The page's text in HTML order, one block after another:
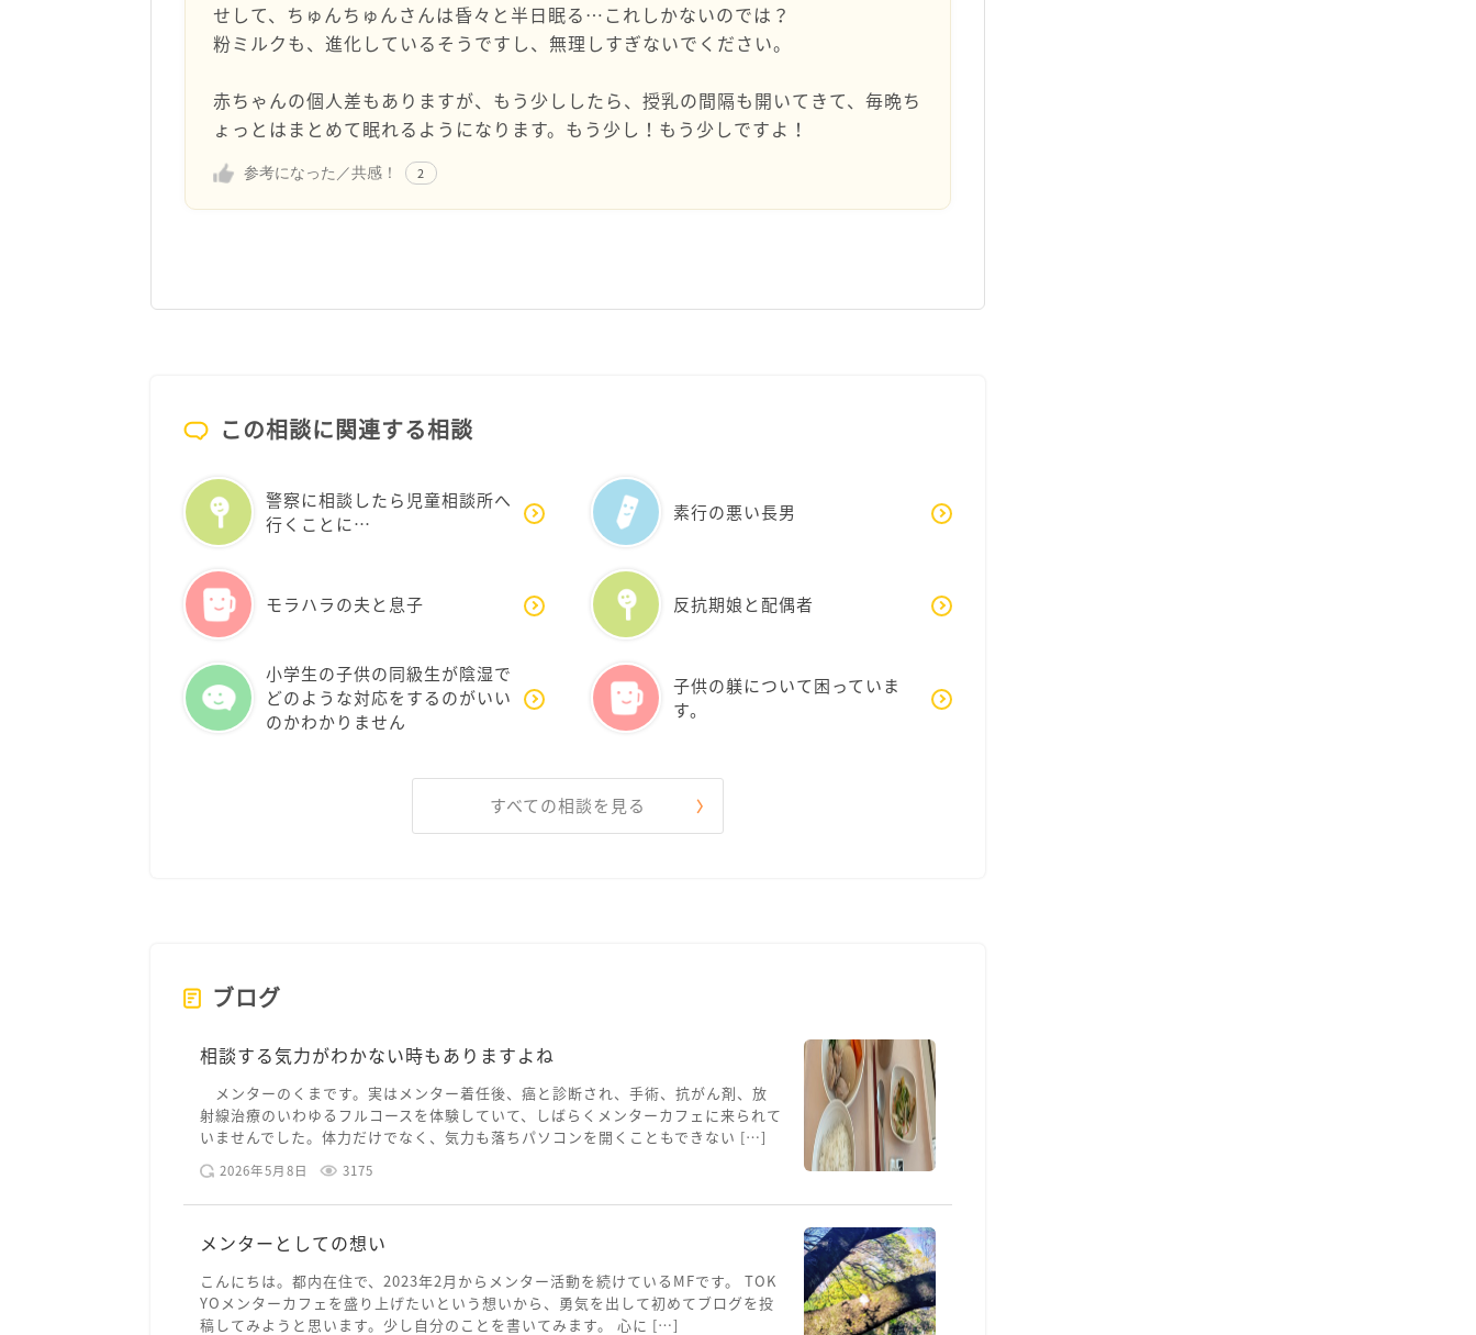
せして、ちゅんちゅんさんは昏々と半日眠る…これしかないのでは？
粉ミルクも、進化しているそうですし、無理しすぎないでください。
赤ちゃんの個人差もありますが、もう少ししたら、授乳の間隔も開いてきて、毎晩ち
ょっとはまとめて眠れるようになります。もう少し！もう少しですよ！
参考になった／共感！ 2
この相談に関連する相談
警察に相談したら児童相談所へ
行くことに…
素行の悪い長男
モラハラの夫と息子 反抗期娘と配偶者
小学生の子供の同級生が陰湿で
どのような対応をするのがいい
のかわかりません
子供の躾について困っていま
す。
すべての相談を見る
ブログ
相談する気力がわかない時もありますよね
メンターのくまです。実はメンター着任後、癌と診断され、手術、抗がん剤、放
射線治療のいわゆるフルコースを体験していて、しばらくメンターカフェに来られて
いませんでした。体力だけでなく、気力も落ちパソコンを開くこともできない […]
2026年5月8日 3175
メンターとしての想い
こんにちは。都内在住で、2023年2月からメンター活動を続けているMFです。 TOK
YOメンターカフェを盛り上げたいという想いから、勇気を出して初めてブログを投
稿してみようと思います。少し自分のことを書いてみます。 心に […]